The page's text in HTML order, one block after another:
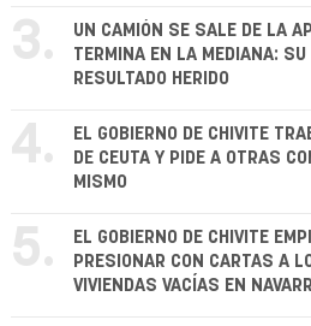
3.
UN CAMIÓN SE SALE DE LA
TERMINA EN LA MEDIANA: SU
RESULTADO HERIDO
4.
EL GOBIERNO DE CHIVITE
DE CEUTA Y PIDE A OTRAS
MISMO
5.
EL GOBIERNO DE CHIVITE
PRESIONAR CON CARTAS A
VIVIENDAS VACÍAS EN